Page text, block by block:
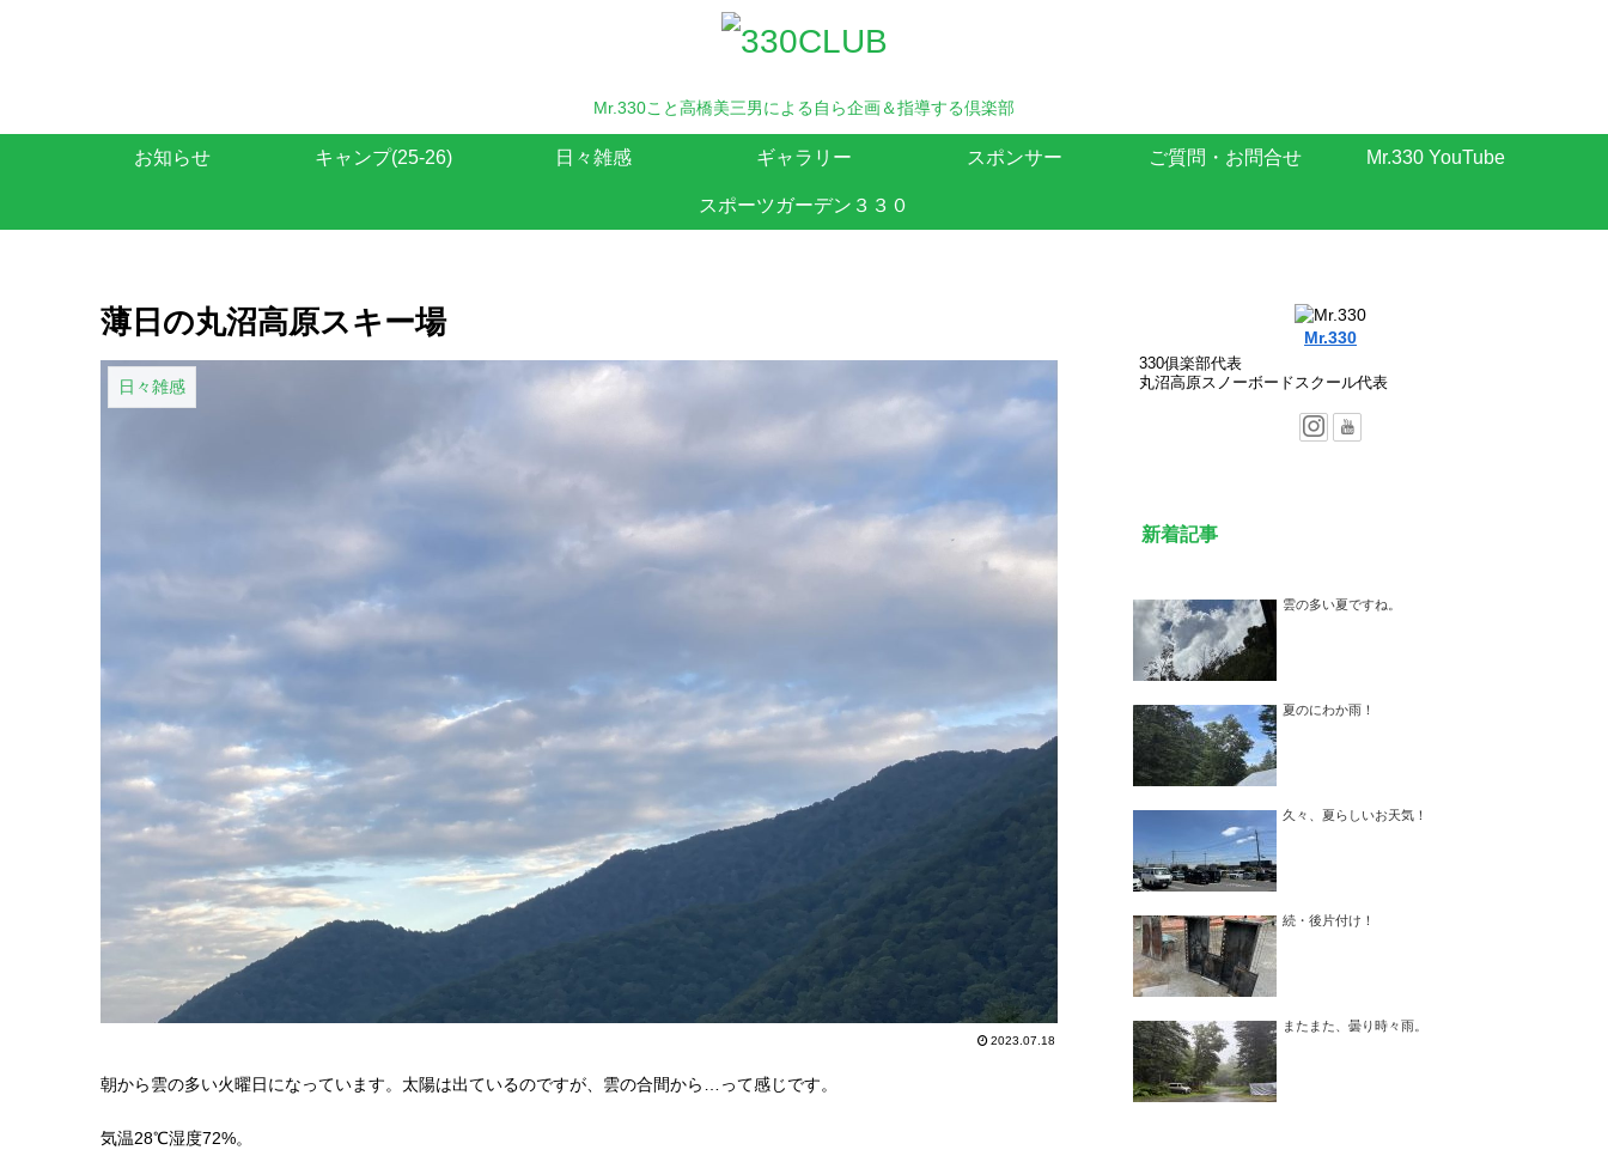
Mr.330こと高橋美三男による自ら企画＆指導する倶楽部
お知らせ キャンプ(25-26) 日々雑感 ギャラリー スポンサー ご質問・お問合せ Mr.330 YouTube
スポーツガーデン３３０
薄日の丸沼高原スキー場
日々雑感
2023.07.18
朝から雲の多い火曜日になっています。太陽は出ているのですが、雲の合間から…って感じです。
気温28℃湿度72%。
Mr.330
330俱楽部代表
丸沼高原スノーボードスクール代表
新着記事
雲の多い夏ですね。
夏のにわか雨！
久々、夏らしいお天気！
続・後片付け！
またまた、曇り時々雨。